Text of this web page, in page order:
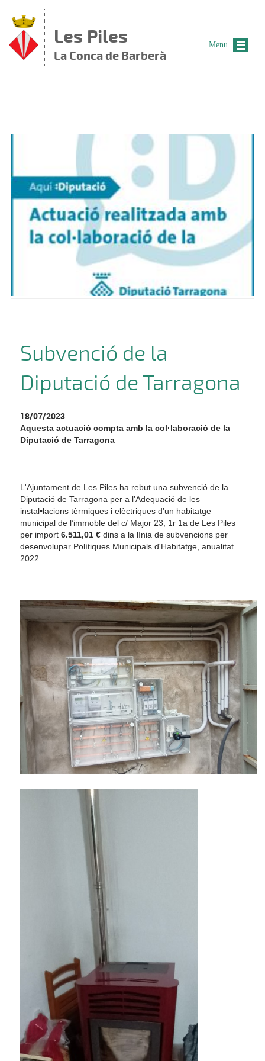
Les Piles
La Conca de Barberà
Subvenció de la
Diputació de Tarragona
18/07/2023
Aquesta actuació compta amb la col·laboració de la
Diputació de Tarragona
L'Ajuntament de Les Piles ha rebut una subvenció de la
Diputació de Tarragona per a l’Adequació de les
instal•lacions tèrmiques i elèctriques d’un habitatge
municipal de l’immoble del c/ Major 23, 1r 1a de Les Piles
per import6.511,01 € dins a la línia de subvencions per
desenvolupar Polítiques Municipals d'Habitatge, anualitat
2022.
Menu